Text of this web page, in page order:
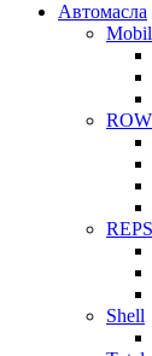
Автомасла
Mobil
Shell